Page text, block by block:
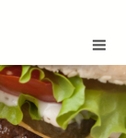
Toggle